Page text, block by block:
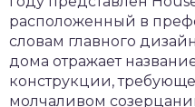
расположенный в
словам главного
дома отражает
конструкции,
молчаливом